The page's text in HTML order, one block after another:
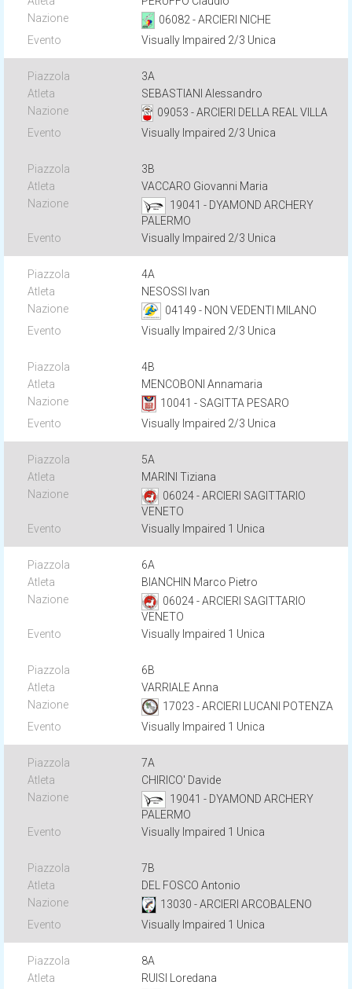
06082 - ARCIERI NICHE
Visually Impaired 2/3 Unica
3A
SEBASTIANI Alessandro
09053 - ARCIERI DELLA REAL VILLA
Visually Impaired 2/3 Unica
3B
VACCARO Giovanni Maria
19041 - DYAMOND ARCHERY
PALERMO
Visually Impaired 2/3 Unica
4A
NESOSSI Ivan
04149 - NON VEDENTI MILANO
Visually Impaired 2/3 Unica
4B
MENCOBONI Annamaria
10041 - SAGITTA PESARO
Visually Impaired 2/3 Unica
5A
MARINI Tiziana
06024 - ARCIERI SAGITTARIO
VENETO
Visually Impaired 1 Unica
6A
BIANCHIN Marco Pietro
06024 - ARCIERI SAGITTARIO
VENETO
Visually Impaired 1 Unica
6B
VARRIALE Anna
17023 - ARCIERI LUCANI POTENZA
Visually Impaired 1 Unica
7A
CHIRICO' Davide
19041 - DYAMOND ARCHERY
PALERMO
Visually Impaired 1 Unica
7B
DEL FOSCO Antonio
13030 - ARCIERI ARCOBALENO
Visually Impaired 1 Unica
8A
RUISI Loredana